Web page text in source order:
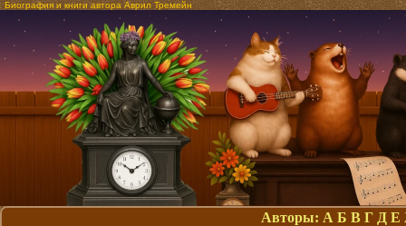
Биография и книги автора Аврил Тремейн
Авторы: А Б В Г Д Е